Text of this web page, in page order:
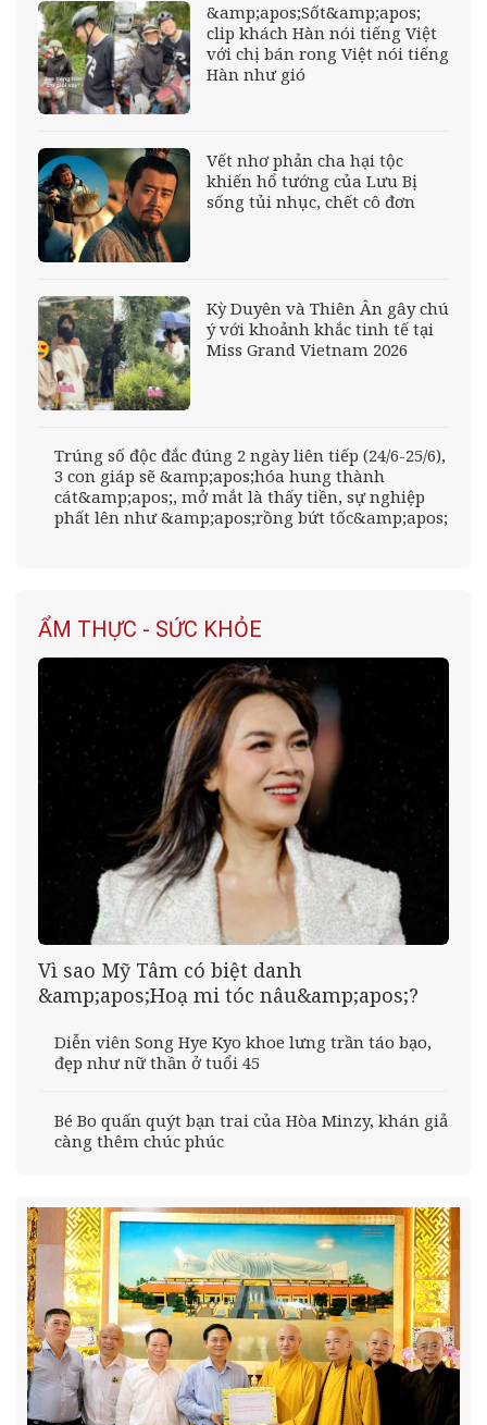
&amp;apos;Sốt&amp;apos;
clip khách Hàn nói tiếng Việt
với chị bán rong Việt nói tiếng
Hàn như gió
Vết nhơ phản cha hại tộc
khiến hổ tướng của Lưu Bị
sống tủi nhục, chết cô đơn
Kỳ Duyên và Thiên Ân gây chú
ý với khoảnh khắc tinh tế tại
Miss Grand Vietnam 2026
Trúng số độc đắc đúng 2 ngày liên tiếp (24/6-25/6),
3 con giáp sẽ &amp;apos;hóa hung thành
cát&amp;apos;, mở mắt là thấy tiền, sự nghiệp
phất lên như &amp;apos;rồng bứt tốc&amp;apos;
ẨM THỰC - SỨC KHỎE
Vì sao Mỹ Tâm có biệt danh
&amp;apos;Hoạ mi tóc nâu&amp;apos;?
Diễn viên Song Hye Kyo khoe lưng trần táo bạo,
đẹp như nữ thần ở tuổi 45
Bé Bo quấn quýt bạn trai của Hòa Minzy, khán giả
càng thêm chúc phúc